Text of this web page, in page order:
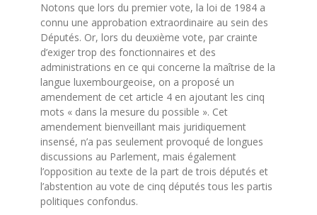
Notons que lors du premier vote, la loi de 1984 a
connu une approbation extraordinaire au sein des
Députés. Or, lors du deuxième vote, par crainte
d’exiger trop des fonctionnaires et des
administrations en ce qui concerne la maîtrise de la
langue luxembourgeoise, on a proposé un
amendement de cet article 4 en ajoutant les cinq
mots « dans la mesure du possible ». Cet
amendement bienveillant mais juridiquement
insensé, n’a pas seulement provoqué de longues
discussions au Parlement, mais également
l’opposition au texte de la part de trois députés et
l’abstention au vote de cinq députés tous les partis
politiques confondus.